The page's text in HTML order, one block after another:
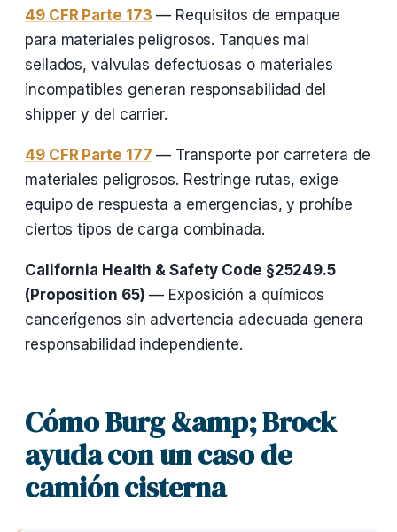
49 CFR Parte 173 — Requisitos de empaque
para materiales peligrosos. Tanques mal
sellados, válvulas defectuosas o materiales
incompatibles generan responsabilidad del
shipper y del carrier.
49 CFR Parte 177 — Transporte por carretera de
materiales peligrosos. Restringe rutas, exige
equipo de respuesta a emergencias, y prohíbe
ciertos tipos de carga combinada.
California Health & Safety Code §25249.5
(Proposition 65) — Exposición a químicos
cancerígenos sin advertencia adecuada genera
responsabilidad independiente.
Cómo Burg &amp; Brock
ayuda con un caso de
camión cisterna